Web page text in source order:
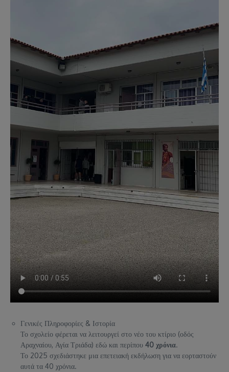
Γενικές Πληροφορίες & Ιστορία
Το σχολείο φέρεται να λειτουργεί στο νέο του κτίριο (οδός
Αραχναίου, Αγία Τριάδα) εδώ και περίπου 40 χρόνια.
Το 2025 σχεδιάστηκε μια επετειακή εκδήλωση για να εορταστούν
αυτά τα 40 χρόνια.